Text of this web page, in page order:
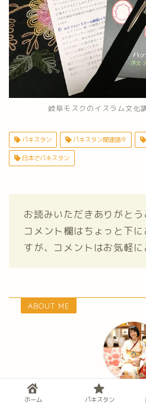
岐阜モスクのイスラム文化
パキスタン パキスタン関連諸々
日本でパキスタン
お読みいただきありがとう
コメント欄はちょっと下
すが、コメントはお気軽に
ABOUT ME
ホーム パキスタン